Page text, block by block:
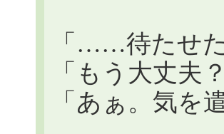
「……待たせ
「もう大丈夫？
「あぁ。気を